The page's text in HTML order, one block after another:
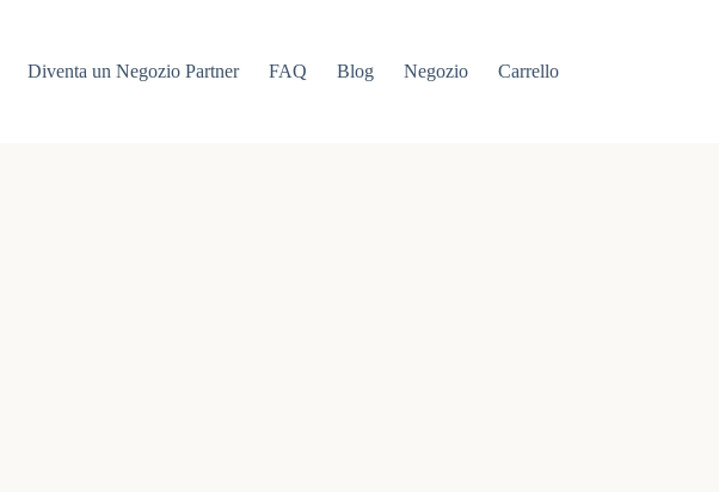
Diventa un Negozio Partner FAQ Blog Negozio Carrello